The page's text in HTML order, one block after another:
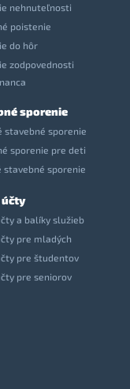
nehnuteľnosti
poistenie
do hôr
zodpovednosti
sporenie
stavebné sporenie
sporenie pre deti
stavebné sporenie
účty
a balíky služieb
pre mladých
pre študentov
pre seniorov